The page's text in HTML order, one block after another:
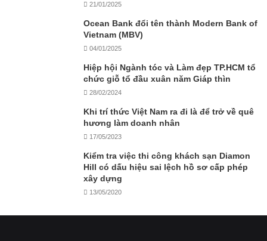
21/01/2025
Ocean Bank đổi tên thành Modern Bank of
Vietnam (MBV)
04/01/2025
Hiệp hội Ngành tóc và Làm đẹp TP.HCM tổ
chức giỗ tổ đầu xuân năm Giáp thìn
28/02/2024
Khi trí thức Việt Nam ra đi là để trở về quê
hương làm doanh nhân
17/05/2023
Kiểm tra việc thi công khách sạn Diamon
Hill có dấu hiệu sai lệch hồ sơ cấp phép
xây dựng
13/05/2020